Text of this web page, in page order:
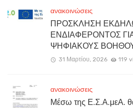
ανακοινώσεις
ΠΡΟΣΚΛΗΣΗ
ΕΝΔΙΑΦΕΡΟΝΤΟΣ
ΨΗΦΙΑΚΟΥΣ
31 Μαρτίου, 2026 119
ανακοινώσεις
Μέσω της Ε.Σ.Α.μεΑ.